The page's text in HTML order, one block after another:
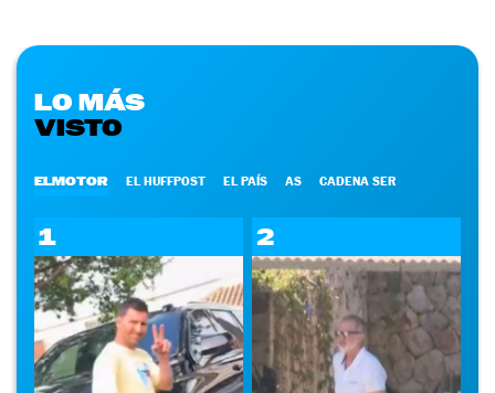
LO MÁS
VISTO
ELMOTOR EL HUFFPOST EL PAÍS AS CADENA SER
1 2